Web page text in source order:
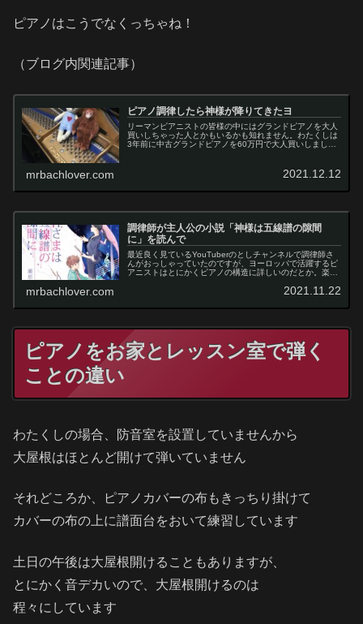
ピアノはこうでなくっちゃね！
（ブログ内関連記事）
ピアノ調律したら神様が降りてきたヨ
リーマンピアニストの皆様の中にはグランドピアノを大人
買いしちゃった人とかもいるかも知れません。わたくしは
3年前に中古グランドピアノを60万円で大人買いしまし
あるように、値段じゃ無いよのピアノは、ハッハー♫ 我
が家のカワイKG-2Cちゃん、最高に良い音がします。そし
て、両学長風に言うと、今日は一年でピアノが一番音のい
mrbachlover.com 2021.12.12
調律師が主人公の小説「神様は五線譜の隙間
に」を読んで
最近良く見ているYouTuberのとしチャンネルで調律師さ
んがおっしゃっていたのですが、ヨーロッパで活躍するピ
アニストはとにかくピアノの構造に詳しいのだとか。楽器
短時間で見抜いて弾きこなせるようになるのかもしれませ
人公の小生「神様は五線譜の隙間に」を読んでみましたの
mrbachlover.com 2021.11.22
ピアノをお家とレッスン室で弾く
ことの違い
わたくしの場合、防音室を設置していませんから
大屋根はほとんど開けて弾いていません
それどころか、ピアノカバーの布もきっちり掛けて
カバーの布の上に譜面台をおいて練習しています
土日の午後は大屋根開けることもありますが、
とにかく音デカいので、大屋根開けるのは
程々にしています